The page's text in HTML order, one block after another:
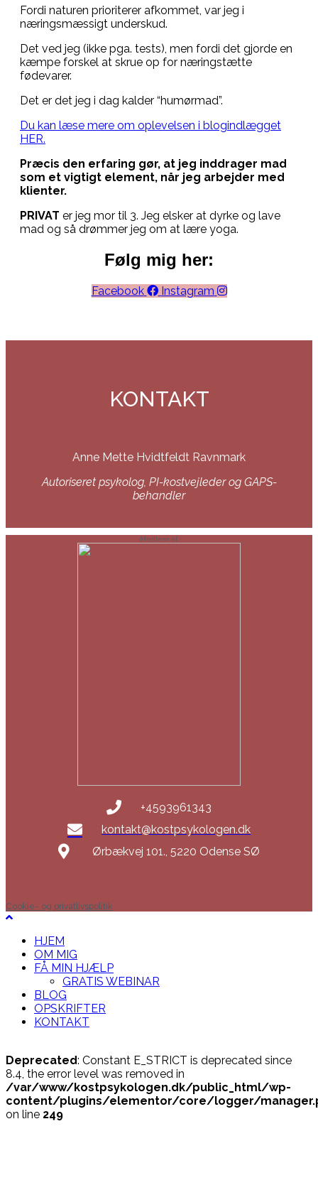
Fordi naturen prioriterer afkommet, var jeg i
næringsmæssigt underskud.
Det ved jeg (ikke pga. tests), men fordi det gjorde en
kæmpe forskel at skrue op for næringstætte
fødevarer.
Det er det jeg i dag kalder “humørmad”.
Du kan læse mere om oplevelsen i blogindlægget
HER.
Præcis den erfaring gør, at jeg inddrager mad
som et vigtigt element, når jeg arbejder med
klienter.
PRIVAT er jeg mor til 3. Jeg elsker at dyrke og lave
mad og så drømmer jeg om at lære yoga.
Følg mig her:
Facebook Instagram
KONTAKT
Anne Mette Hvidtfeldt Ravnmark
Autoriseret psykolog, PI-kostvejleder og GAPS-
behandler
Medlem af:
+4593961343
kontakt@kostpsykologen.dk
Ørbækvej 101., 5220 Odense SØ
Cookie- og privatlivspolitik
HJEM
OM MIG
FÅ MIN HJÆLP
GRATIS WEBINAR
BLOG
OPSKRIFTER
KONTAKT
Deprecated: Constant E_STRICT is deprecated since
8.4, the error level was removed in
/var/www/kostpsykologen.dk/public_html/wp-
content/plugins/elementor/core/logger/
on line 249